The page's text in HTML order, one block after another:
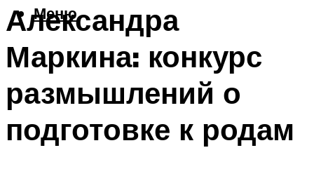
Меню
Александра
Маркина: конкурс
размышлений о
подготовке к родам